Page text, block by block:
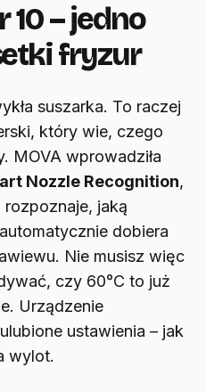
10 – jedno
fryzur
suszarka. To raczej
który wie, czego
MOVA wprowadziła
Nozzle Recognition,
jaką
dobiera
Nie musisz więc
czy 60°C to już
Urządzenie
ustawienia – jak
wylot.